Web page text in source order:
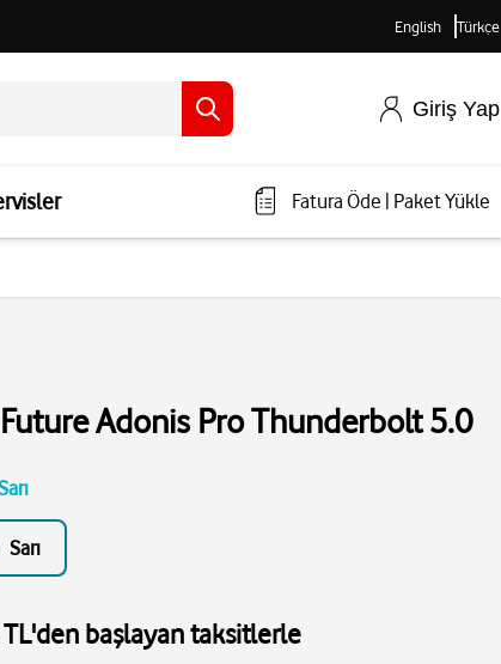
English Türkçe
Giriş Yap
Fatura Öde Paket Yükle
Adonis Pro Thunderbolt 5.0
Sarı
başlayan taksitlerle